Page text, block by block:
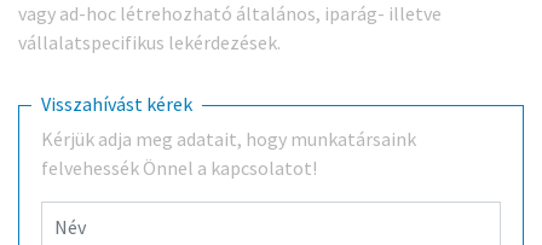
vagy ad-hoc létrehozható általános, iparág- illetve
vállalatspecifikus lekérdezések.
Visszahívást kérek
Kérjük adja meg adatait, hogy munkatársaink
felvehessék Önnel a kapcsolatot!